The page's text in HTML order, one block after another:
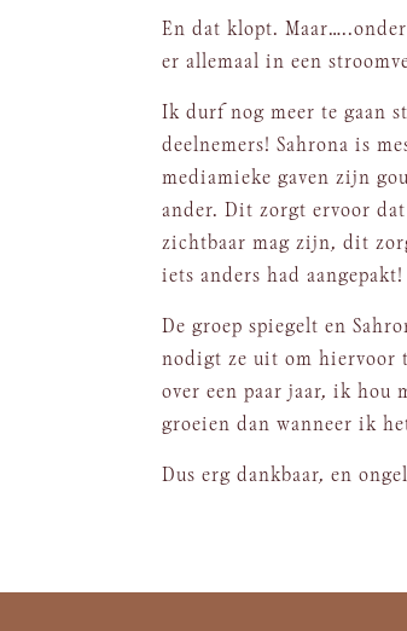
En dat klopt.
er allemaal in een
Ik durf nog meer te gaan
deelnemers! Sahrona is
mediamieke gaven zijn
ander. Dit zorgt ervoor
zichtbaar mag zijn, dit
iets anders had aangepakt!
De groep spiegelt en
nodigt ze uit om hiervoor
over een paar jaar, ik hou
groeien dan wanneer ik
Dus erg dankbaar, en